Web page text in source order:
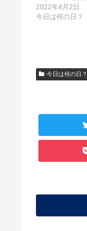
2022年4月2日
今日は何の日？
今日は何の日？